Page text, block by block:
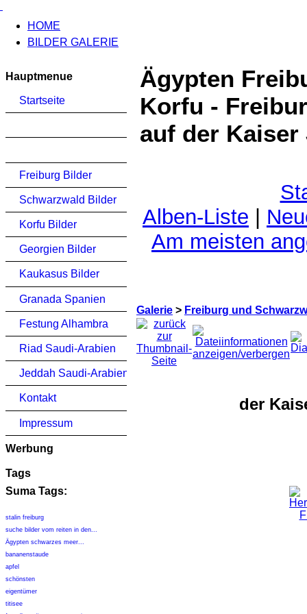
HOME
BILDER GALERIE
Hauptmenue
Startseite
Freiburg Bilder
Schwarzwald Bilder
Korfu Bilder
Georgien Bilder
Kaukasus Bilder
Granada Spanien
Festung Alhambra
Riad Saudi-Arabien
Jeddah Saudi-Arabien
Kontakt
Impressum
Werbung
Tags
Suma Tags:
stalin freiburg
suche bilder vom reiten in den...
Ägypten schwarzes meer...
bananenstaude
apfel
schönsten
eigentümer
titisee
Ägypten
Korfu -
auf der Kaiser
Alben-Liste
Am meisten
Galerie > Freiburg und
der